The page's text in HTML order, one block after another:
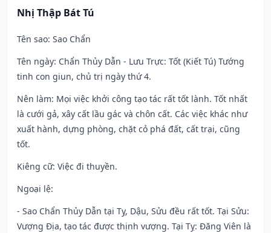
Nhị Thập Bát Tú
Tên sao: Sao Chẩn
Tên ngày: Chẩn Thủy Dẫn - Lưu Trực: Tốt (Kiết Tú) Tướng
tinh con giun, chủ trị ngày thứ 4.
Nên làm: Mọi việc khởi công tạo tác rất tốt lành. Tốt nhất
là cưới gả, xây cất lầu gác và chôn cất. Các việc khác như
xuất hành, dựng phòng, chặt cỏ phá đất, cất trại, cũng
tốt.
Kiêng cữ: Việc đi thuyền.
Ngoại lệ:
- Sao Chẩn Thủy Dẫn tại Tỵ, Dậu, Sửu đều rất tốt. Tại Sửu:
Vượng Địa, tạo tác được thịnh vượng. Tại Tỵ: Đăng Viên là